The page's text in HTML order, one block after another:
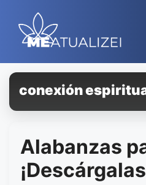
contenido
conexión
Alabanzas